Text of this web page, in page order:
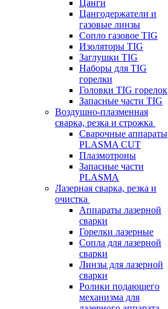
Цанги
Цангодержатели и
газовые линзы
Сопло газовое TIG
Изоляторы TIG
Заглушки TIG
Наборы для TIG
горелки
Головки TIG горелок
Запасные части TIG
Воздушно-плазменная
сварка, резка и строжка
Сварочные аппараты
PLASMA CUT
Плазмотроны
Запасные части
PLASMA
Лазерная сварка, резка и
очистка
Аппараты лазерной
сварки
Горелки лазерные
Сопла для лазерной
сварки
Линзы для лазерной
сварки
Ролики подающего
механизма для